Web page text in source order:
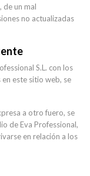
de un mal
no actualizadas
S.L. con los
este sitio web, se
a otro fuero, se
de Eva Professional,
en relación a los